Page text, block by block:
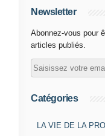
Newsletter
Abonnez-vous pour
articles publiés.
Catégories
LA VIE DE LA